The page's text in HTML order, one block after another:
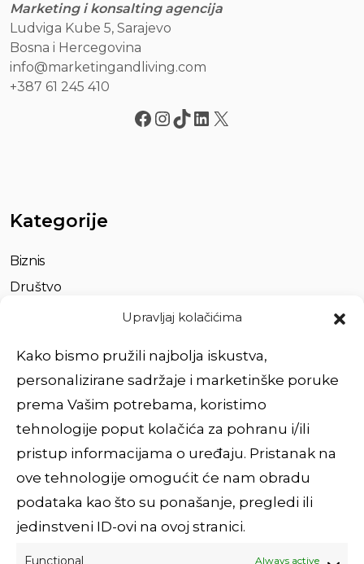
Upravljaj kolačićima
Kako bismo pružili najbolja iskustva,
personalizirane sadržaje i marketinške poruke
prema Vašim potrebama, koristimo
tehnologije poput kolačića za pohranu i/ili
pristup informacijama o uređaju. Pristanak na
ove tehnologije omogućit će nam obradu
podataka kao što su ponašanje, pregledi ili
jedinstveni ID-ovi na ovoj stranici.
Functional Always active
Marketing i konsalting agencija
Ludviga Kube 5, Sarajevo
Bosna i Hercegovina
info@marketingandliving.com
+387 61 245 410
Kategorije
Biznis
Društvo
Brzi linkovi
O nama
Usluge
Impressum
Povežimo se